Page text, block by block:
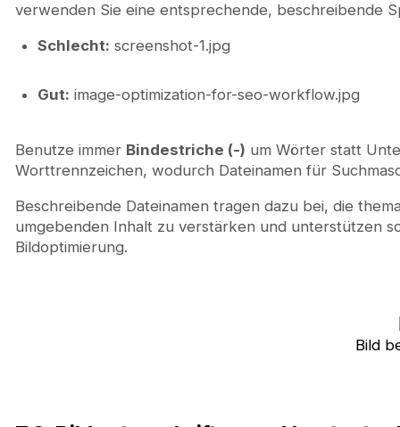
verwenden Sie eine entsprechende, beschreibende
Schlecht: screenshot-1.jpg
Gut: image-optimization-for-seo-workflow.jpg
Benutze immer Bindestriche (-) um Wörter statt
Worttrennzeichen, wodurch Dateinamen für
Beschreibende Dateinamen tragen dazu bei, die
umgebenden Inhalt zu verstärken und unterstützen
Bildoptimierung.
Bild